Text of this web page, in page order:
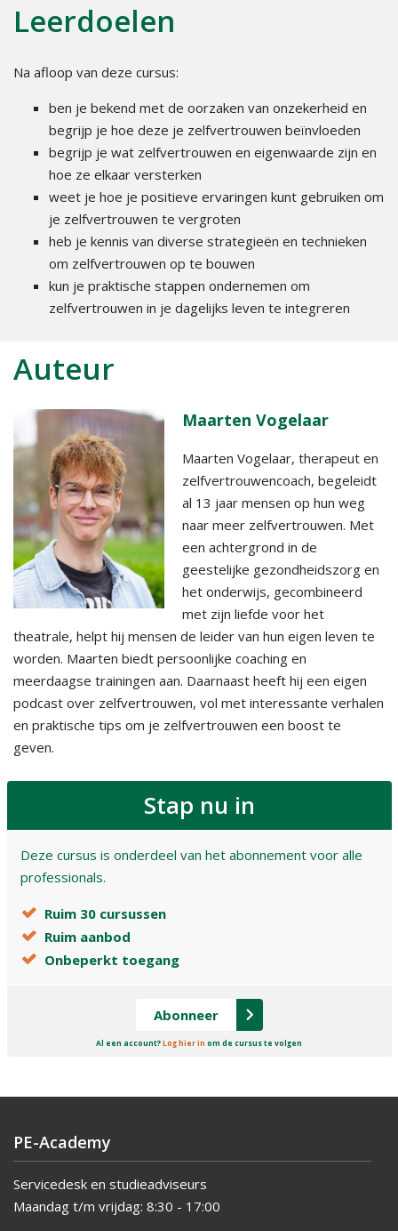
Leerdoelen
Na afloop van deze cursus:
ben je bekend met de oorzaken van onzekerheid en
begrijp je hoe deze je zelfvertrouwen beïnvloeden
begrijp je wat zelfvertrouwen en eigenwaarde zijn en
hoe ze elkaar versterken
weet je hoe je positieve ervaringen kunt gebruiken om
je zelfvertrouwen te vergroten
heb je kennis van diverse strategieën en technieken
om zelfvertrouwen op te bouwen
kun je praktische stappen ondernemen om
zelfvertrouwen in je dagelijks leven te integreren
Auteur
Maarten Vogelaar
Maarten Vogelaar, therapeut en
zelfvertrouwencoach, begeleidt
al 13 jaar mensen op hun weg
naar meer zelfvertrouwen. Met
een achtergrond in de
geestelijke gezondheidszorg en
het onderwijs, gecombineerd
met zijn liefde voor het
theatrale, helpt hij mensen de leider van hun eigen leven te
worden. Maarten biedt persoonlijke coaching en
meerdaagse trainingen aan. Daarnaast heeft hij een eigen
podcast over zelfvertrouwen, vol met interessante verhalen
en praktische tips om je zelfvertrouwen een boost te
geven.
Stap nu in
Deze cursus is onderdeel van het abonnement voor alle
professionals.
Ruim 30 cursussen
Ruim aanbod
Onbeperkt toegang
Abonneer
Al een account?Log hier in om de cursus te volgen
PE-Academy
Servicedesk en studieadviseurs
Maandag t/m vrijdag: 8:30 - 17:00